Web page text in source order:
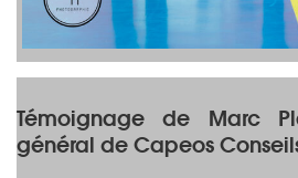
Témoignage de Marc
général de Capeos